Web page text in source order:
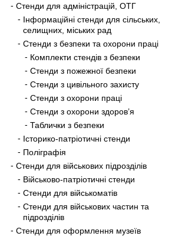
Стенди для адміністрацій, ОТГ
Інформаційні стенди для сільських,
селищних, міських рад
Стенди з безпеки та охорони праці
Комплекти стендів з безпеки
Стенди з пожежної безпеки
Стенди з цивільного захисту
Стенди з охорони праці
Стенди з охорони здоров’я
Таблички з безпеки
Історико-патріотичні стенди
Поліграфія
Стенди для військових підрозділів
Військово-патріотичні стенди
Стенди для військоматів
Стенди для військових частин та
підрозділів
Стенди для оформлення музеїв